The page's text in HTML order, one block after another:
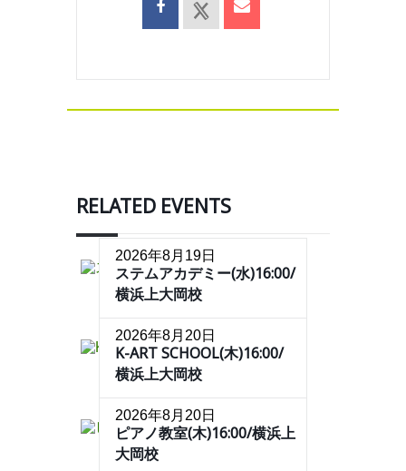
RELATED EVENTS
2026年8月19日
ステムアカデミー(水)16:00/
横浜上大岡校
2026年8月20日
K-ART SCHOOL(木)16:00/
横浜上大岡校
2026年8月20日
ピアノ教室(木)16:00/横浜上
大岡校